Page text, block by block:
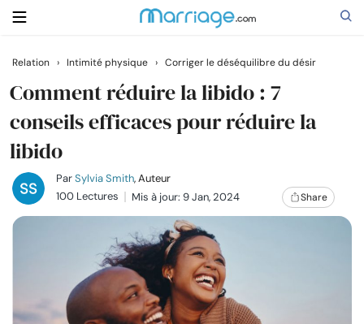
Rechercher
Se marier
Relations
Relation › Intimité physique › Corriger le déséquilibre du désir
Comment réduire la libido : 7
conseils efficaces pour réduire la
libido
ParSylvia Smith, Auteur
100 Lectures
Mis à jour: 9 Jan, 2024 Share